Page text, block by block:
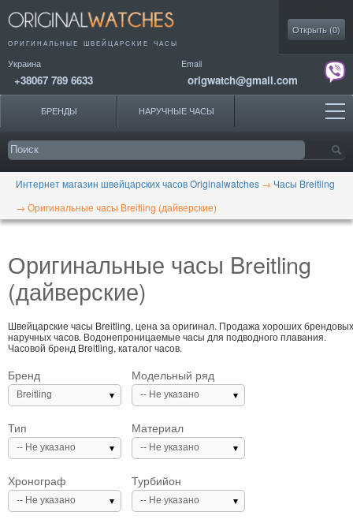
ОРИГИНАЛЬНЫЕ ШВЕЙЦАРСКИЕ ЧАСЫ
Украина
+38067 789 6633
Email
origwatch@gmail.com
Открыть (0)
БРЕНДЫ НАРУЧНЫЕ ЧАСЫ
Интернет магазин швейцарских часов Originalwatches → Часы Breitling
→ Оригинальные часы Breitling (дайверские)
Оригинальные часы Breitling
(дайверские)
Швейцарские часы Breitling, цена за оригинал. Продажа хороших брендовых
наручных часов. Водонепроницаемые часы для подводного плавания.
Часовой бренд Breitling, каталог часов.
Бренд
Breitling
Модельный ряд
-- Не указано
Тип
-- Не указано
Материал
-- Не указано
Хронограф
-- Не указано
Турбийон
-- Не указано